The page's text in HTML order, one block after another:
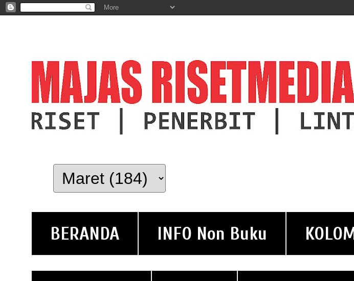
BERANDA INFO Non Buku